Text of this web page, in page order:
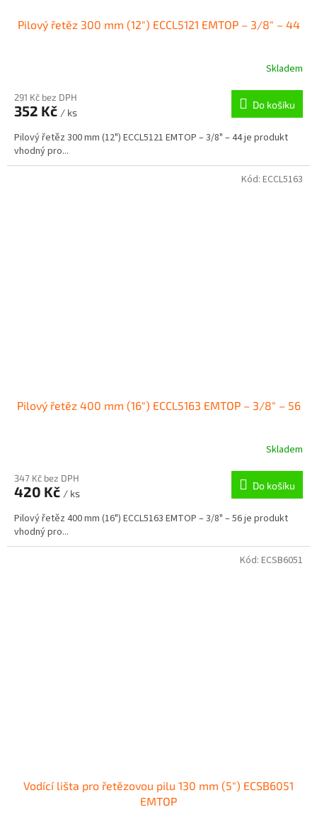
Pilový řetěz 300 mm (12") ECCL5121 EMTOP – 3/8" – 44
Skladem
291 Kč bez DPH
352 Kč / ks
Do košíku
Pilový řetěz 300 mm (12") ECCL5121 EMTOP – 3/8" – 44 je produkt
vhodný pro...
Pilový řetěz 400 mm (16") ECCL5163 EMTOP – 3/8" – 56
Skladem
347 Kč bez DPH
420 Kč / ks
Do košíku
Pilový řetěz 400 mm (16") ECCL5163 EMTOP – 3/8" – 56 je produkt
vhodný pro...
Kód: ECCL5163
Vodící lišta pro řetězovou pilu 130 mm (5") ECSB6051
EMTOP
Kód: ECSB6051